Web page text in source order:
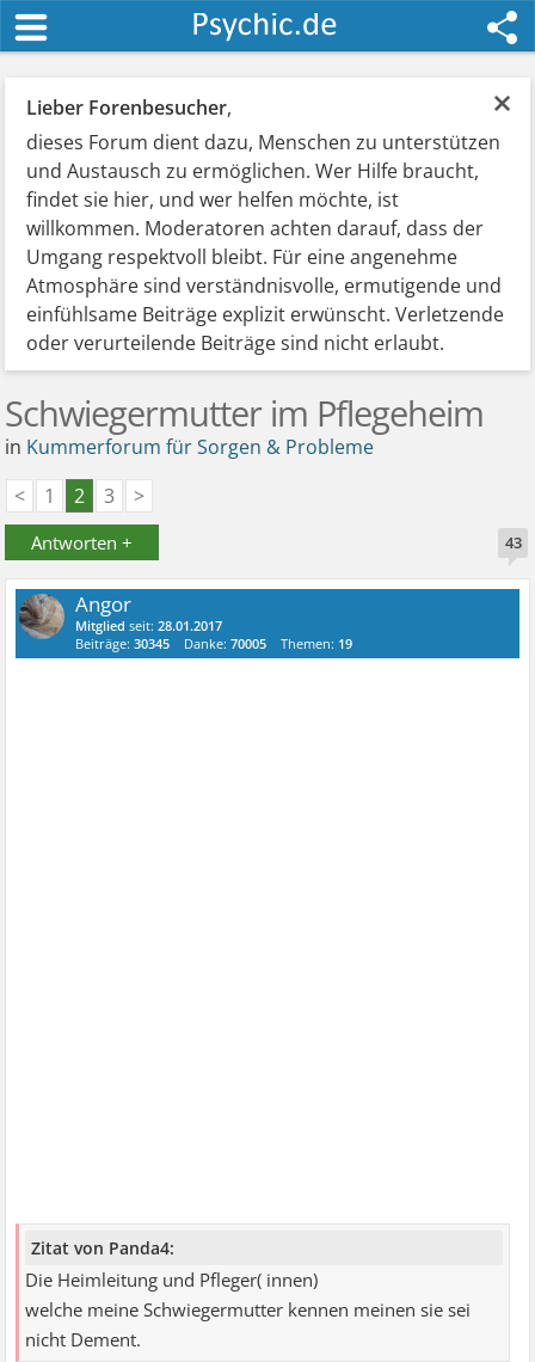
×
Lieber Forenbesucher,
dieses Forum dient dazu, Menschen zu unterstützen
und Austausch zu ermöglichen. Wer Hilfe braucht,
findet sie hier, und wer helfen möchte, ist
willkommen. Moderatoren achten darauf, dass der
Umgang respektvoll bleibt. Für eine angenehme
Atmosphäre sind verständnisvolle, ermutigende und
einfühlsame Beiträge explizit erwünscht. Verletzende
oder verurteilende Beiträge sind nicht erlaubt.
Schwiegermutter im Pflegeheim
in Kummerforum für Sorgen & Probleme
<
1 2 3 >
Antworten + 43
Angor
Mitglied seit:28.01.2017
Beiträge:30345 Danke:70005 Themen: 19
Zitat von Panda4:
Die Heimleitung und Pfleger( innen)
welche meine Schwiegermutter kennen meinen sie sei
nicht Dement.